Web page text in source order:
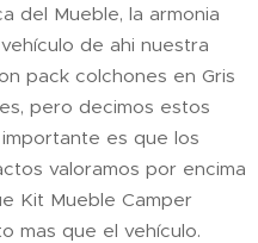
del Mueble, la armonia
de ahi nuestra
pack colchones en Gris
pero decimos estos
es que los
valoramos por encima
Kit Mueble Camper
mas que el vehículo.